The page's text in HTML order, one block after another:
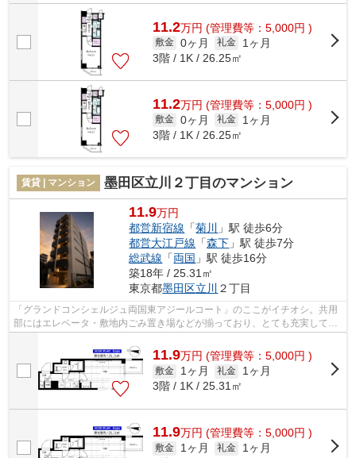
11.2万円 (管理費等：5,000円 )
敷金 0ヶ月 礼金
1ヶ月
3階 / 1K / 26.25㎡
11.2万円 (管理費等：5,000円 )
敷金 0ヶ月 礼金
1ヶ月
3階 / 1K / 26.25㎡
賃貸 | マンション 墨田区立川２丁目のマンション
11.9万円
都営新宿線 「菊川
」駅 徒歩6分
都営大江戸線 「森下 」駅 徒歩7分
総武線 「両国 」駅 徒歩16分
築18年 / 25.31㎡
東京都墨田区立川 ２丁目
「グランドコンシェルジュ両国東アジールコート」のここがイチオシ。共用
部にはエレベータ・敷地内ごみ置き場などが揃っており、とても充実してい
ます。アレルギー予防に適した、通気...
11.9万円 (管理費等：5,000円 )
敷金 1ヶ月 礼金
1ヶ月
3階 / 1K / 25.31㎡
11.9万円 (管理費等：5,000円 )
敷金 1ヶ月 礼金
1ヶ月